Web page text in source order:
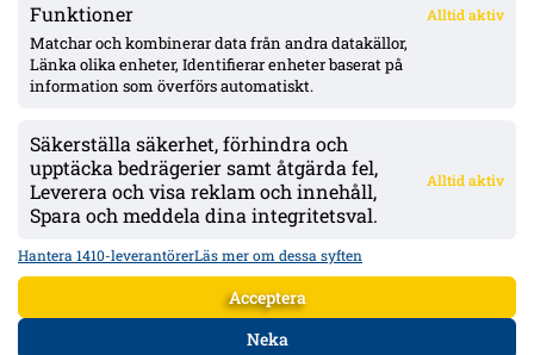
Funktioner Alltid aktiv
Matchar och kombinerar data från andra datakällor,
Länka olika enheter, Identifierar enheter baserat på
information som överförs automatiskt.
Säkerställa säkerhet, förhindra och
upptäcka bedrägerier samt åtgärda fel,
Leverera och visa reklam och innehåll,
Spara och meddela dina integritetsval.
Alltid aktiv
Hantera 1410-leverantörerLäs mer om dessa syften
Acceptera
Neka
ÖVERSIKT
Nyheter & Reportage
Spelarbetyg
KONTAKT
kontakt@bollsvenskan.se
redaktionen@bollsvenskan.se
jobb@bollsvenskan.se
ÖVRIGT
Annonsera